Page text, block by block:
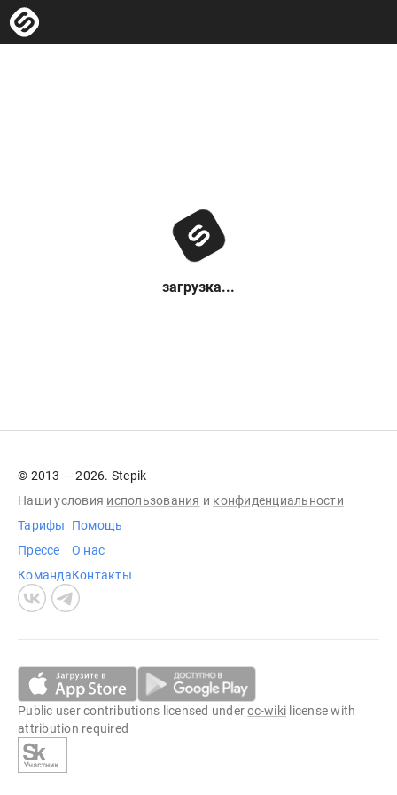
загрузка...
© 2013 — 2026. Stepik
Наши условия использования и конфиденциальности
Тарифы
Прессе
Команда
Помощь
О нас
Контакты
Public user contributions licensed undercc-wiki license with
attribution required